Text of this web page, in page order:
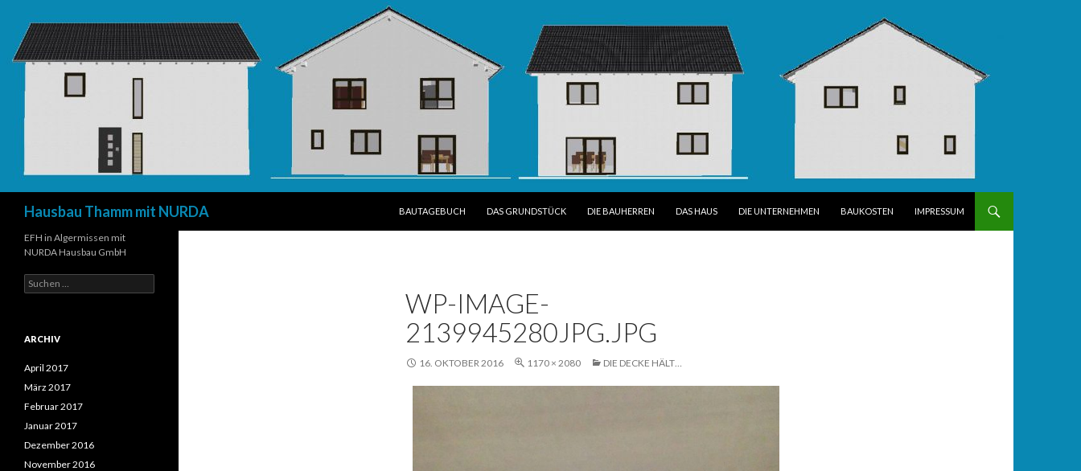
Hausbau Thamm mit NURDA
BAUTAGEBUCH
DAS GRUNDSTÜCK DIE BAUHERREN DAS HAUS DIE UNTERNEHMEN BAUKOSTEN IMPRESSUM
WP-IMAGE-
2139945280JPG.JPG
16. OKTOBER 2016 1170 × 2080 DIE DECKE HÄLT…
EFH in Algermissen mit
NURDA Hausbau GmbH
Suchen
nach:
ARCHIV
April 2017
März 2017
Februar 2017
Januar 2017
Dezember 2016
November 2016